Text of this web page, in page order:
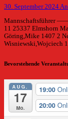
30. September 2024
Mannschaftsführer
11 25337 Elmshorn
Göring,Mike 1407 2
Wisniewski,Wojciech
Bevorstehende
AUG.
17
Mo.
19:00
20:00